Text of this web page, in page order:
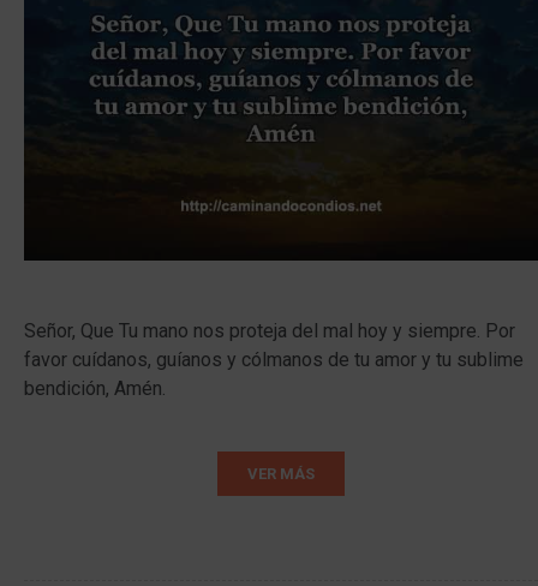
Señor, Que Tu mano nos proteja del mal hoy y siempre. Por
favor cuídanos, guíanos y cólmanos de tu amor y tu sublime
bendición, Amén.
VER MÁS